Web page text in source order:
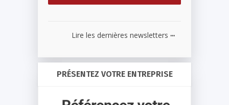
Lire les dernières newsletters ...
PRÉSENTEZ VOTRE ENTREPRISE